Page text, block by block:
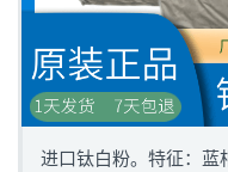
进口钛白粉。特征：蓝